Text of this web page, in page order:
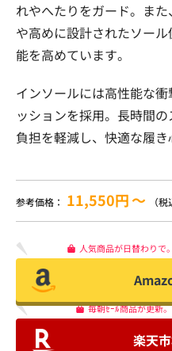
れやへたりをガード。ま
や高めに設計されたソー
能を高めています。
インソールには高性能な
ッションを採用。長時間
負担を軽減し、快適な履き
参考価格： 11,550円〜 （税
人気商品が日替わりで
毎朝ｾｰﾙ商品が更新
楽天